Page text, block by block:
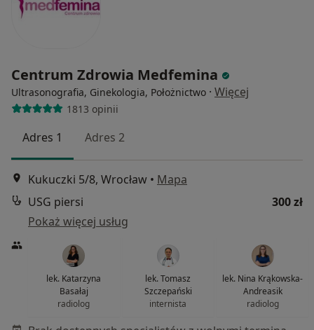
Centrum Zdrowia Medfemina
Ultrasonografia, Ginekologia, Położnictwo · Więcej
1813 opinii
Adres 1 Adres 2
Kukuczki 5/8, Wrocław • Mapa
USG piersi
300 zł
Pokaż więcej usług
lek. Katarzyna
Basałaj
radiolog
lek. Tomasz
Szczepański
internista
lek. Nina Krąkowska-
Andreasik
radiolog